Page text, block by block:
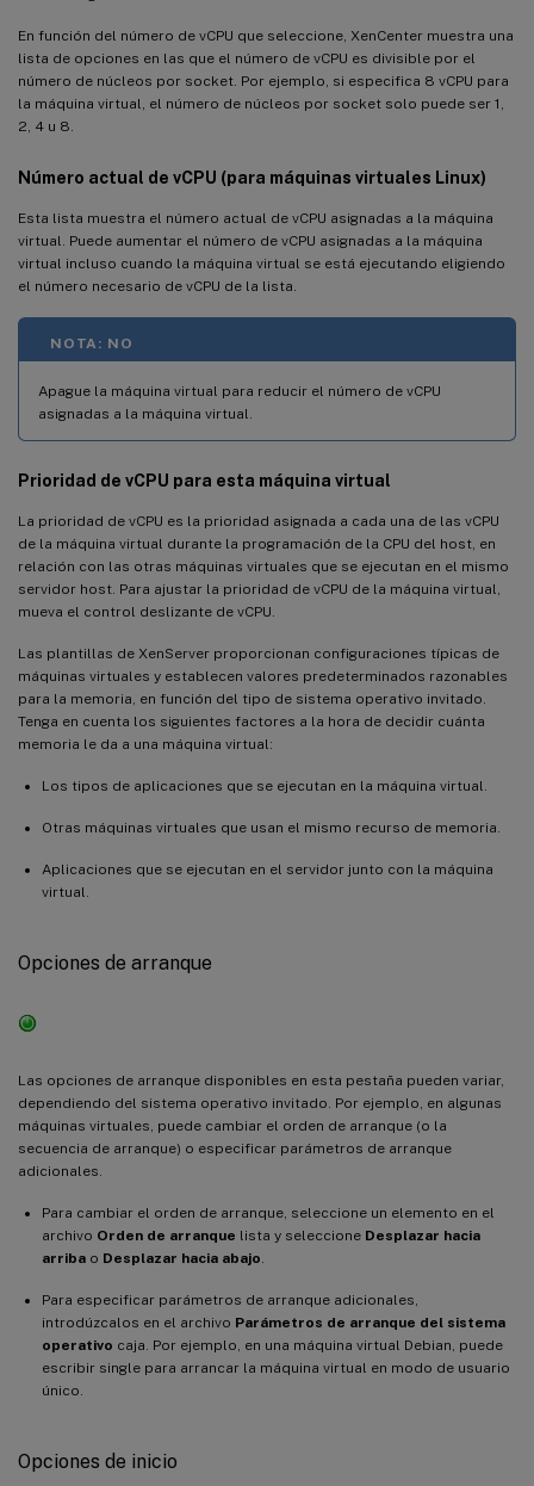
En función del número de vCPU que seleccione, XenCenter muestra una
lista de opciones en las que el número de vCPU es divisible por el
número de núcleos por socket. Por ejemplo, si especifica 8 vCPU para
la máquina virtual, el número de núcleos por socket solo puede ser 1,
2, 4 u 8.
Número actual de vCPU (para máquinas virtuales Linux)
Esta lista muestra el número actual de vCPU asignadas a la máquina
virtual. Puede aumentar el número de vCPU asignadas a la máquina
virtual incluso cuando la máquina virtual se está ejecutando eligiendo
el número necesario de vCPU de la lista.
NOTA: NO
Apague la máquina virtual para reducir el número de vCPU
asignadas a la máquina virtual.
Prioridad de vCPU para esta máquina virtual
La prioridad de vCPU es la prioridad asignada a cada una de las vCPU
de la máquina virtual durante la programación de la CPU del host, en
relación con las otras máquinas virtuales que se ejecutan en el mismo
servidor host. Para ajustar la prioridad de vCPU de la máquina virtual,
mueva el control deslizante de vCPU.
Las plantillas de XenServer proporcionan configuraciones típicas de
máquinas virtuales y establecen valores predeterminados razonables
para la memoria, en función del tipo de sistema operativo invitado.
Tenga en cuenta los siguientes factores a la hora de decidir cuánta
memoria le da a una máquina virtual:
Los tipos de aplicaciones que se ejecutan en la máquina virtual.
Otras máquinas virtuales que usan el mismo recurso de memoria.
Aplicaciones que se ejecutan en el servidor junto con la máquina
virtual.
Opciones de arranque
Las opciones de arranque disponibles en esta pestaña pueden variar,
dependiendo del sistema operativo invitado. Por ejemplo, en algunas
máquinas virtuales, puede cambiar el orden de arranque (o la
secuencia de arranque) o especificar parámetros de arranque
adicionales.
Para cambiar el orden de arranque, seleccione un elemento en el
archivo Orden de arranque lista y seleccione Desplazar hacia
arriba o Desplazar hacia abajo
Para especificar parámetros de arranque adicionales,
introdúzcalos en el archivo Parámetros de arranque del sistema
operativo caja. Por ejemplo, en una máquina virtual Debian, puede
escribir single para arrancar la máquina virtual en modo de usuario
único.
Opciones de inicio